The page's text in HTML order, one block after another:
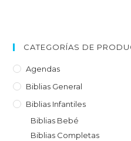
CATEGORÍAS DE
Agendas
Biblias General
Biblias Infantiles
Biblias Bebé
Biblias Completas